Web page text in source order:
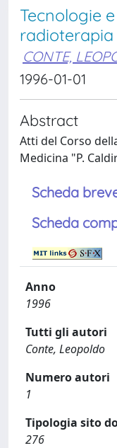
Tecnologie
CONTE,
1996-01-01
Abstract
Atti del Corso
Medicina "P.
Scheda
Scheda
Anno
1996
Tutti gli autori
Conte, Leopoldo
Numero autori
1
Tipologia sito
276